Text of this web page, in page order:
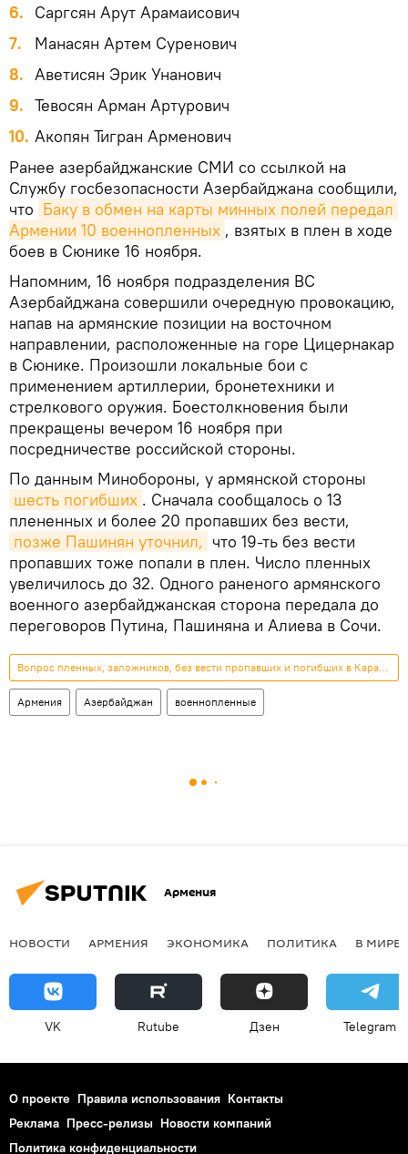
6.
Саргсян Арут Арамаисович
7.
Манасян Артем Суренович
8. Аветисян Эрик Унанович
9. Тевосян Арман Артурович
10. Акопян Тигран Арменович
Ранее азербайджанские СМИ со ссылкой на
Службу госбезопасности Азербайджана сообщили,
что Баку в обмен на карты минных полей передал
Армении 10 военнопленных , взятых в плен в ходе
боев в Сюнике 16 ноября.
Напомним, 16 ноября подразделения ВС
Азербайджана совершили очередную провокацию,
напав на армянские позиции на восточном
направлении, расположенные на горе Цицернакар
в Сюнике. Произошли локальные бои с
применением артиллерии, бронетехники и
стрелкового оружия. Боестолкновения были
прекращены вечером 16 ноября при
посредничестве российской стороны.
По данным Минобороны, у армянской стороны
шесть погибших . Сначала сообщалось о 13
плененных и более 20 пропавших без вести,
позже Пашинян уточнил, что 19-ть без вести
пропавших тоже попали в плен. Число пленных
увеличилось до 32. Одного раненого армянского
военного азербайджанская сторона передала до
переговоров Путина, Пашиняна и Алиева в Сочи.
Вопрос пленных, заложников, без вести пропавших и погибших в Карабахе
Армения Азербайджан военнопленные
Армения
НОВОСТИ АРМЕНИЯ ЭКОНОМИКА ПОЛИТИКА В МИРЕ
VK Rutube Дзен Telegram
О проекте Правила использования Контакты
Реклама Пресс-релизы Новости компаний
Политика конфиденциальности